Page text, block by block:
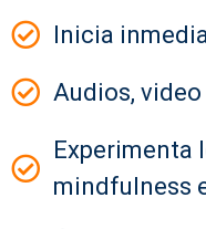
Inicia
Audios,
Experimenta
mindfulness